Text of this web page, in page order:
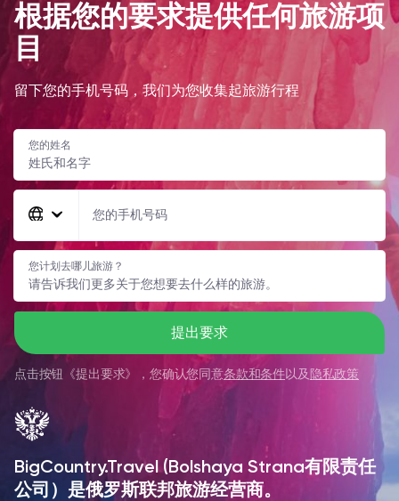
根据您的要求提供任何旅游项
目
留下您的手机号码，我们为您收集起旅游行程
您的姓名
您的手机号码
您计划去哪儿旅游？
提出要求
点击按钮《提出要求》，您确认您同意条款和条件以及 隐私政策
BigCountry.Travel (Bolshaya Strana有限责任
公司）是俄罗斯联邦旅游经营商。